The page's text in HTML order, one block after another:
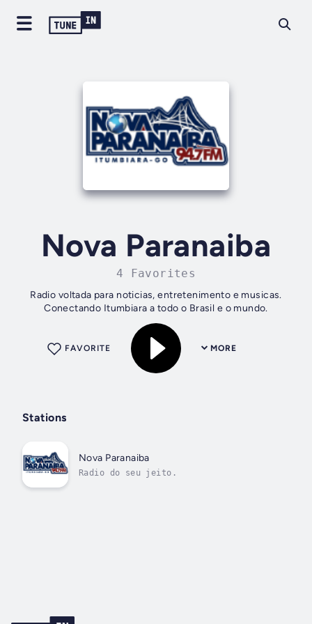
Nova Paranaiba
4 Favorites
Radio voltada para noticias, entretenimento e musicas.
Conectando Itumbiara a todo o Brasil e o mundo.
MORE
FAVORITE
Stations
Nova Paranaiba
Radio do seu jeito.